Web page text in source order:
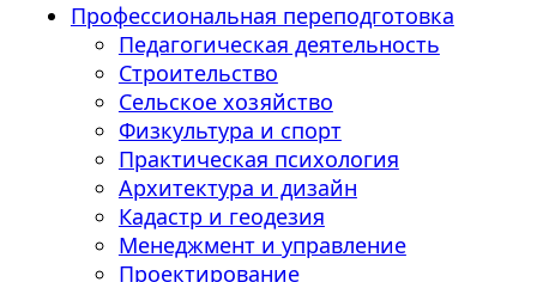
Профессиональная переподготовка
Педагогическая деятельность
Строительство
Сельское хозяйство
Физкультура и спорт
Практическая психология
Архитектура и дизайн
Кадастр и геодезия
Менеджмент и управление
Проектирование